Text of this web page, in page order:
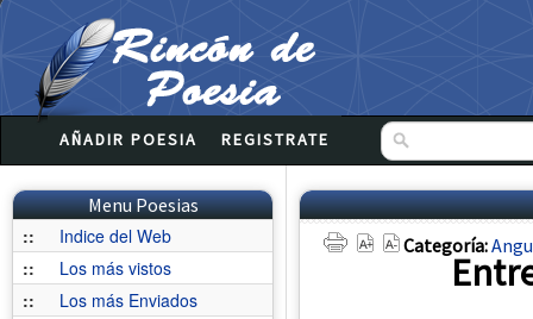
AÑADIR POESIA REGISTRATE
Menu Poesias
::
Indice del Web
::
Los más vistos
::
Los más Enviados
Categoría: